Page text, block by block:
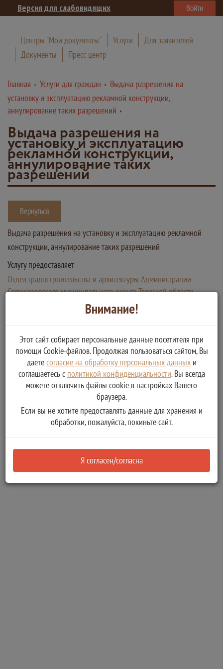
Версия для слабовидящих Войти
Центры "Мои документы" Услуги
Для заявителей
Документы
Пресс-центр
Главная Услуги для граждан
Выдача разрешения на
установку и эксплуатацию рекламной конструкции,
аннулирование таких разрешений
Выдача разрешения на
установку и эксплуатацию
рекламной конструкции,
аннулирование таких
разрешений
Вернуться
Выдача разрешения на установку и эксплуатацию рекламной
конструкции, аннулирование таких разрешений
Услугу предоставляет
Отдел градостроительства и архитектуры Администрации
Селижаровского муниципального округа Тверской области
Получение решения об аннулировании разрешения на
установку и эксплуатацию рекламной конструкции
Получение разрешения на установку и эксплуатацию
рекламной конструкции
Внимание!
Этот сайт собирает персональные данные посетителя при
помощи Cookie-файлов. Продолжая пользоваться сайтом, Вы
даетесогласие на обработку персональных данныхи
соглашаетесь с политикой конфиденциальности. Вы всегда
можете отключить файлы cookie в настройках Вашего
браузера.
Если вы не хотите предоставлять данные для хранения и
обработки, пожалуйста, покиньте сайт.
Я согласен/согласна